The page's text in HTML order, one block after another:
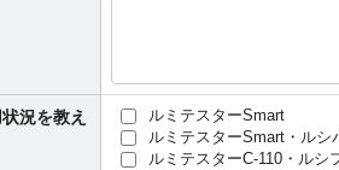
況を教え
ルミテスターSmart
ルミテスターSmart・ルシ
ルミテスターC-110・ルシ